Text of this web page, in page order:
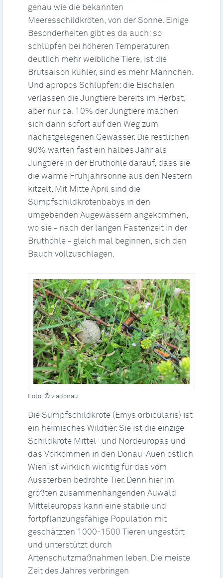
genau wie die bekannten
Meeresschildkröten, von der Sonne. Einige
Besonderheiten gibt es da auch: so
schlüpfen bei höheren Temperaturen
deutlich mehr weibliche Tiere, ist die
Brutsaison kühler, sind es mehr Männchen.
Und apropos Schlüpfen: die Eischalen
verlassen die Jungtiere bereits im Herbst,
aber nur ca. 10% der Jungtiere machen
sich dann sofort auf den Weg zum
nächstgelegenen Gewässer. Die restlichen
90% warten fast ein halbes Jahr als
Jungtiere in der Bruthöhle darauf, dass sie
die warme Frühjahrsonne aus den Nestern
kitzelt. Mit Mitte April sind die
Sumpfschildkrötenbabys in den
umgebenden Augewässern angekommen,
wo sie – nach der langen Fastenzeit in der
Bruthöhle – gleich mal beginnen, sich den
Bauch vollzuschlagen.
Foto: © viadonau
Die Sumpfschildkröte (Emys orbicularis) ist
ein heimisches Wildtier. Sie ist die einzige
Schildkröte Mittel- und Nordeuropas und
das Vorkommen in den Donau-Auen östlich
Wien ist wirklich wichtig für das vom
Aussterben bedrohte Tier. Denn hier im
größten zusammenhängenden Auwald
Mitteleuropas kann eine stabile und
fortpflanzungsfähige Population mit
geschätzten 1000-1500 Tieren ungestört
und unterstützt durch
Artenschutzmaßnahmen leben. Die meiste
Zeit des Jahres verbringen